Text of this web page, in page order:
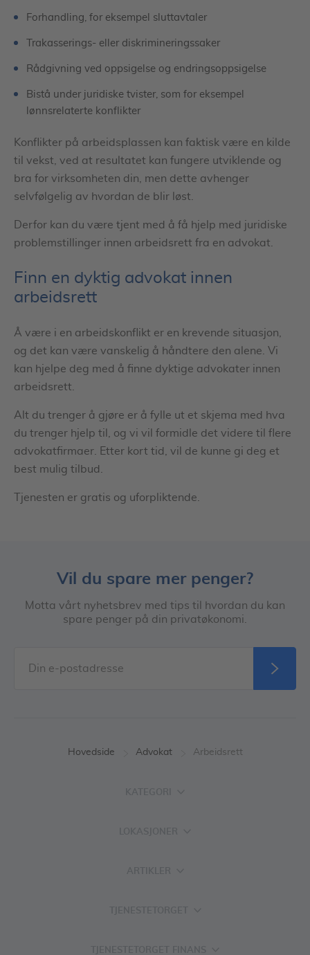
Forhandling, for eksempel sluttavtaler
Trakasserings- eller diskrimineringssaker
Rådgivning ved oppsigelse og endringsoppsigelse
Bistå under juridiske tvister, som for eksempel
lønnsrelaterte konflikter
Konflikter på arbeidsplassen kan faktisk være en kilde
til vekst, ved at resultatet kan fungere utviklende og
bra for virksomheten din, men dette avhenger
selvfølgelig av hvordan de blir løst.
Derfor kan du være tjent med å få hjelp med juridiske
problemstillinger innen arbeidsrett fra en advokat.
Finn en dyktig advokat innen
arbeidsrett
Å være i en arbeidskonflikt er en krevende situasjon,
og det kan være vanskelig å håndtere den alene. Vi
kan hjelpe deg med å finne dyktige advokater innen
arbeidsrett.
Alt du trenger å gjøre er å fylle ut et skjema med hva
du trenger hjelp til, og vi vil formidle det videre til flere
advokatfirmaer. Etter kort tid, vil de kunne gi deg et
best mulig tilbud.
Tjenesten er gratis og uforpliktende.
Vil du spare mer penger?
Motta vårt nyhetsbrev med tips til hvordan du kan
spare penger på din privatøkonomi.
Hovedside Advokat Arbeidsrett